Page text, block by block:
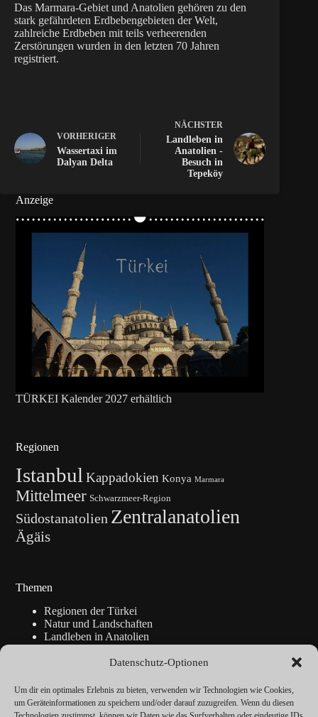
Datenschutz-Optionen
Um dir ein optimales Erlebnis zu bieten, verwenden wir Technologien wie Cookies,
um Geräteinformationen zu speichern und/oder darauf zuzugreifen. Wenn du diesen
Das Marmara-Gebiet und Anatolien gehören zu den
stark gefährdeten Erdbebengebieten der Welt,
zahlreiche Erdbeben mit teils verheerenden
Zerstörungen wurden in den letzten 70 Jahren
registriert.
VORHERIGER
Wassertaxi im
Dalyan Delta
NÄCHSTER
Landleben in
Anatolien -
Besuch in
Tepeköy
Anzeige
TÜRKEI Kalender 2027 erhältlich
Regionen
Istanbul Kappadokien Konya Marmara
Mittelmeer Schwarzmeer-Region
Südostanatolien Zentralanatolien
Ägäis
Themen
Regionen der Türkei
Natur und Landschaften
Landleben in Anatolien
Blickpunkte
Reise-Info